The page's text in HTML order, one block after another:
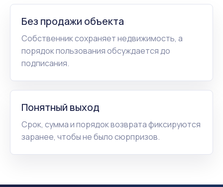
Без продажи объекта
Собственник сохраняет недвижимость, а
порядок пользования обсуждается до
подписания.
Понятный выход
Срок, сумма и порядок возврата фиксируются
заранее, чтобы не было сюрпризов.